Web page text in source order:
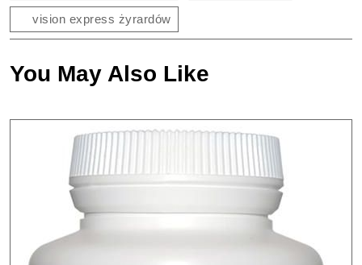
vision express żyrardów
You May Also Like